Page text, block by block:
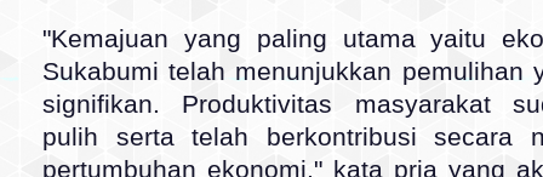
"Kemajuan yang paling utama yaitu
Sukabumi telah menunjukkan pemulihan
signifikan. Produktivitas masyarakat
pulih serta telah berkontribusi secara
pertumbuhan ekonomi," kata pria yang